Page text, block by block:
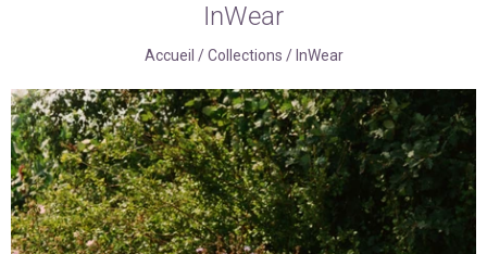
InWear
Accueil / Collections / InWear